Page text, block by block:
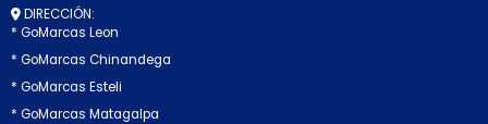
DIRECCIÓN:
* GoMarcas Leon
* GoMarcas Chinandega
* GoMarcas Esteli
* GoMarcas Matagalpa